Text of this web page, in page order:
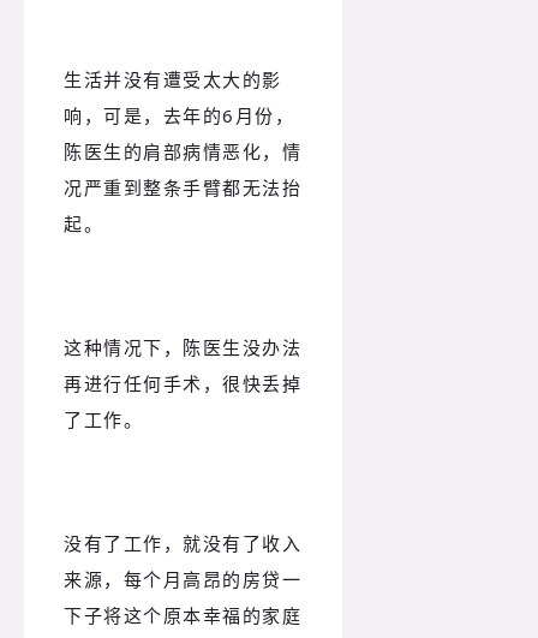
生活并没有遭受太大的影
响，可是，去年的6月份，
陈医生的肩部病情恶化，情
况严重到整条手臂都无法抬
起。
这种情况下，陈医生没办法
再进行任何手术，很快丢掉
了工作。
没有了工作，就没有了收入
来源，每个月高昂的房贷一
下子将这个原本幸福的家庭